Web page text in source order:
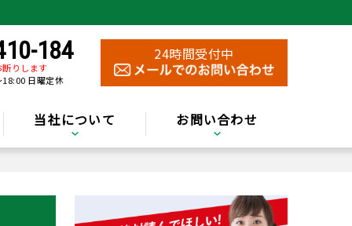
184
りします
日曜定休
24時間受付中
当社について お問い合わせ